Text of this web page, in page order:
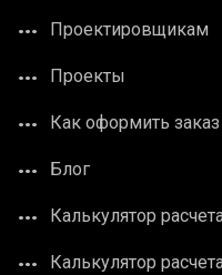
Проектировщикам
Проекты
Как оформить заказ
Блог
Калькулятор
Калькулятор